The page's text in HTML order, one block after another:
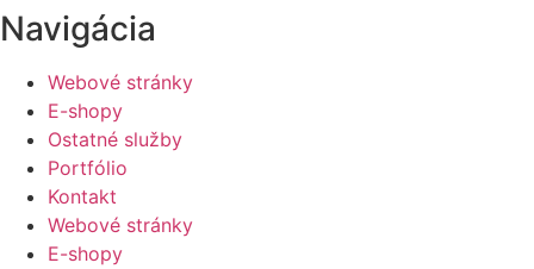
Navigácia
Webové stránky
E-shopy
Ostatné služby
Portfólio
Kontakt
Webové stránky
E-shopy